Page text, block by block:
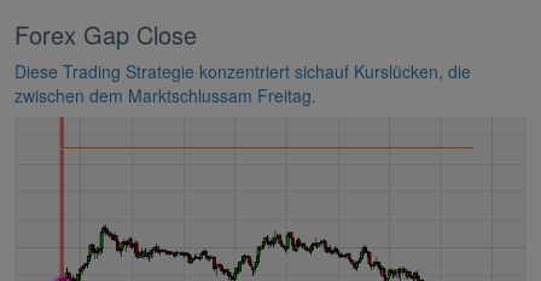
Forex Gap Close
Diese Trading Strategie konzentriert sichauf Kurslücken, die
zwischen dem Marktschlussam Freitag.